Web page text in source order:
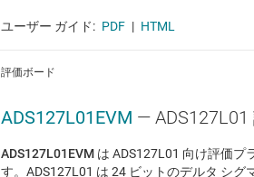
ユーザー ガイド: PDF | HTML
評価ボード
ADS127L01EVM — ADS127L01
ADS127L01EVM は ADS127L01 向け評価プ
す。ADS127L01 は 24 ビットのデルタ シグ